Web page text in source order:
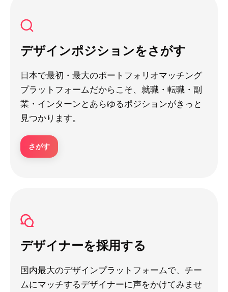
デザインポジションをさがす
日本で最初・最大のポートフォリオマッチング
プラットフォームだからこそ、就職・転職・副
業・インターンとあらゆるポジションがきっと
見つかります。
さがす
デザイナーを採用する
国内最大のデザインプラットフォームで、チー
ムにマッチするデザイナーに声をかけてみませ